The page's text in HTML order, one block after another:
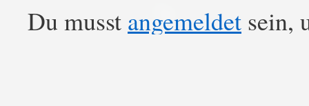
Du musst angemeldet sein,